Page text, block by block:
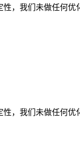
，我们未做任何
，我们未做任何